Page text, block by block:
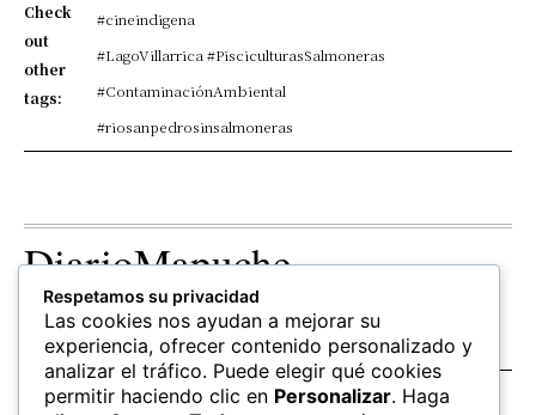
Check
out
other
tags:
#cineindigena
#LagoVillarrica #PisciculturasSalmoneras
#ContaminaciónAmbiental
#riosanpedrosinsalmoneras
DiarioMapuche
TERRITORIO CULTURA
Patrimonio
OPINION
Columnistas
SALUD EDUCACIÓN FOLLOW US
Respetamos su privacidad
Las cookies nos ayudan a mejorar su
experiencia, ofrecer contenido personalizado y
analizar el tráfico. Puede elegir qué cookies
permitir haciendo clic en Personalizar. Haga